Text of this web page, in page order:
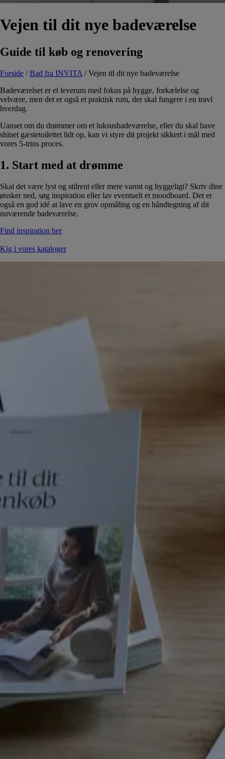
Vejen til dit nye badeværelse
Guide til køb og renovering
Forside / Bad fra INVITA / Vejen til dit nye badeværelse
Badeværelset er et leverum med fokus på hygge, forkælelse og
velvære, men det er også et praktisk rum, der skal fungere i en travl
hverdag.
Uanset om du drømmer om et luksusbadeværelse, eller du skal have
shinet gæstetoilettet lidt op, kan vi styre dit projekt sikkert i mål med
vores 5-trins proces.
1. Start med at drømme
Skal det være lyst og stilrent eller mere varmt og hyggeligt? Skriv dine
ønsker ned, søg inspiration eller lav eventuelt et moodboard. Det er
også en god idé at lave en grov opmåling og en håndtegning af dit
nuværende badeværelse.
Find inspiration her
Kig i vores kataloger